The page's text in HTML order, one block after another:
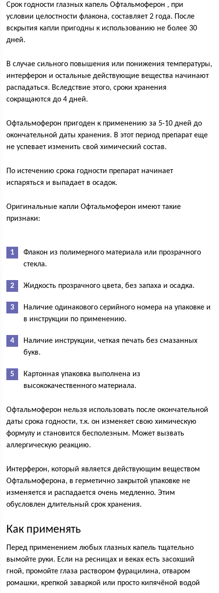
Срок годности глазных капель Офтальмоферон , при
условии целостности флакона, составляет 2 года. После
вскрытия капли пригодны к использованию не более 30
дней.
В случае сильного повышения или понижения температуры,
интерферон и остальные действующие вещества начинают
распадаться. Вследствие этого, сроки хранения
сокращаются до 4 дней.
Офтальмоферон пригоден к применению за 5-10 дней до
окончательной даты хранения. В этот период препарат еще
не успевает изменить свой химический состав.
По истечению срока годности препарат начинает
испаряться и выпадает в осадок.
Оригинальные капли Офтальмоферон имеют такие
признаки:
Флакон из полимерного материала или прозрачного
стекла.
Жидкость прозрачного цвета, без запаха и осадка.
Наличие одинакового серийного номера на упаковке и
в инструкции по применению.
Наличие инструкции, четкая печать без смазанных
букв.
Картонная упаковка выполнена из
высококачественного материала.
Офтальмоферон нельзя использовать после окончательной
даты срока годности, т.к. он изменяет свою химическую
формулу и становится бесполезным. Может вызвать
аллергическую реакцию.
Интерферон, который является действующим веществом
Офтальмоферона, в герметично закрытой упаковке не
изменяется и распадается очень медленно. Этим
обусловлен длительный срок хранения.
Как применять
Перед применением любых глазных капель тщательно
вымойте руки. Если на ресницах и веках есть засохший
гной, промойте глаза раствором фурацилина, отваром
ромашки, крепкой заваркой или просто кипячёной водой